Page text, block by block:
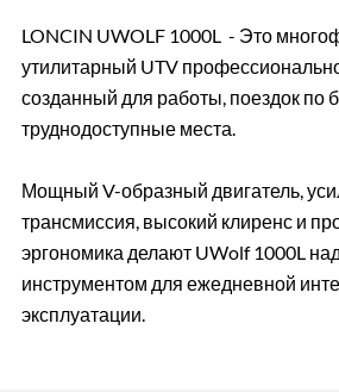
LONCIN UWOLF 1000L - Это
утилитарный UTV
созданный для работы, поездок по
труднодоступные места.
Мощный V-образный двигатель,
трансмиссия, высокий клиренс и
эргономика делают UWolf 1000L
инструментом для ежедневной
эксплуатации.